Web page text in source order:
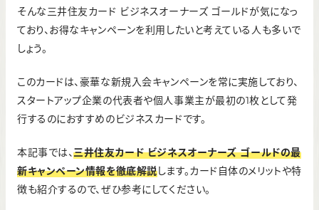
そんな三井住友カード ビジネスオーナーズ ゴールドが気になっ
ており、お得なキャンペーンを利用したいと考えている人も多いで
しょう。
このカードは、豪華な新規入会キャンペーンを常に実施しており、
スタートアップ企業の代表者や個人事業主が最初の1枚として発
行するのにおすすめのビジネスカードです。
本記事では、三井住友カード ビジネスオーナーズ ゴールドの最
新キャンペーン情報を徹底解説します。カード自体のメリットや特
徴も紹介するので、ぜひ参考にしてください。